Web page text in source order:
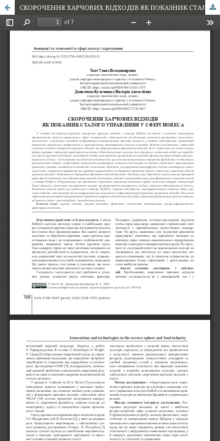
СКОРОЧЕННЯ ХАРЧОВИХ ВІДХОДІВ ЯК ПОКАЗНИК СТАЛОГО УПРАВЛІННЯ У СФЕРІ HORECA